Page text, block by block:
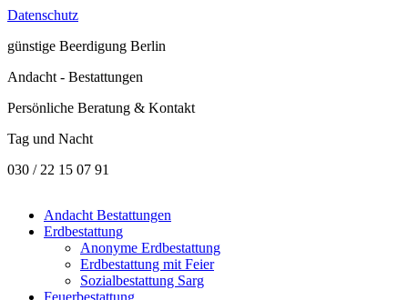
Datenschutz
günstige Beerdigung Berlin
Andacht - Bestattungen
Persönliche Beratung & Kontakt
Tag und Nacht
030 / 22 15 07 91
Andacht Bestattungen
Erdbestattung
Anonyme Erdbestattung
Erdbestattung mit Feier
Sozialbestattung Sarg
Feuerbestattung